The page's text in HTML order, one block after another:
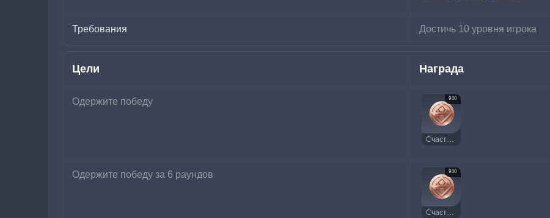
Требования Достичь 10 уровня игрока
Цели Награда
Одержите победу 900
Счастливая монета
Одержите победу за 6 раундов 900
Счастливая монета